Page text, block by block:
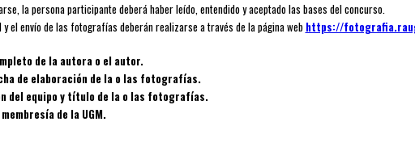
la persona participante deberá haber leído, entendido y aceptado las bases del concurso.
el envío de las fotografías deberán realizarse a través de la página web https://
de la autora o el autor.
de elaboración de la o las fotografías.
del equipo y título de la o las fotografías.
de la UGM.